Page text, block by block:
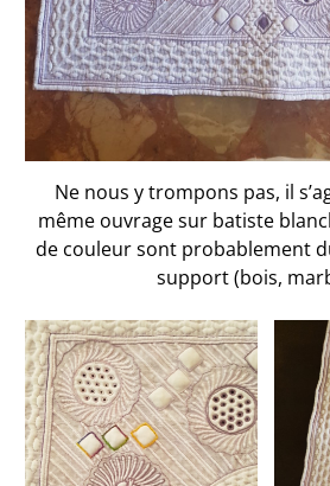
Ne nous y trompons pas, il
même ouvrage sur batiste
de couleur sont probablement
support (bois,